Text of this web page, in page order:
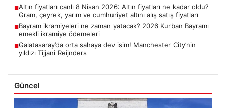
■Altın fiyatları canlı 8 Nisan 2026: Altın fiyatları ne kadar oldu?
Gram, çeyrek, yarım ve cumhuriyet altını alış satış fiyatları
■Bayram ikramiyeleri ne zaman yatacak? 2026 Kurban Bayramı
emekli ikramiye ödemeleri
■Galatasaray’da orta sahaya dev isim! Manchester City’nin
yıldızı Tijjani Reijnders
Güncel